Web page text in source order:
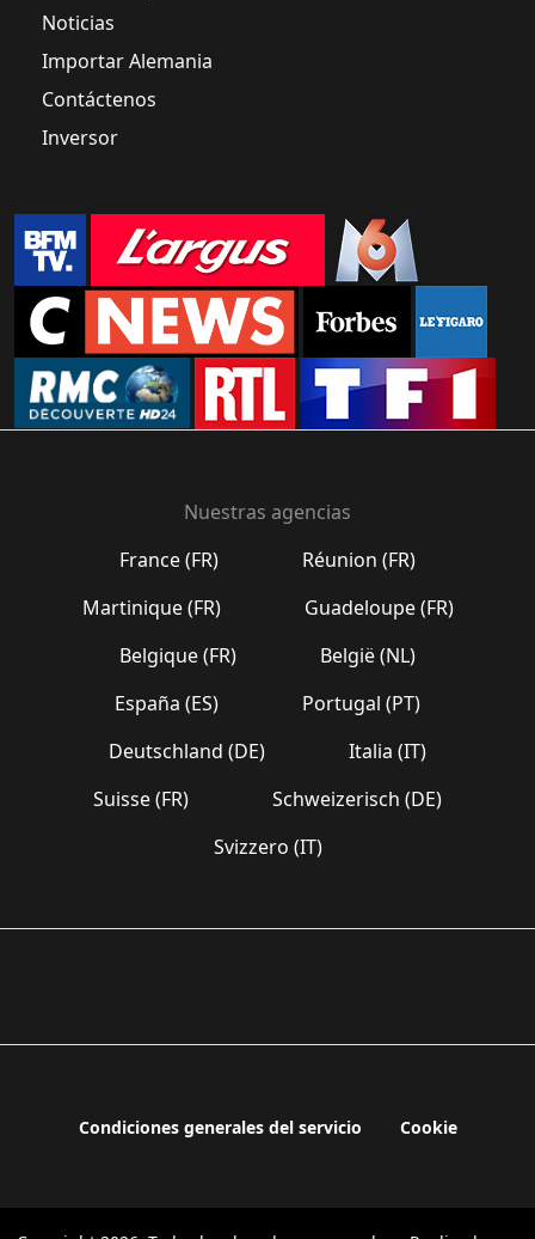
Noticias
Importar Alemania
Contáctenos
Inversor
Nuestras agencias
France (FR)
Réunion (FR)
Martinique (FR)
Guadeloupe (FR)
Belgique (FR)
België (NL)
España (ES)
Portugal (PT)
Deutschland (DE)
Italia (IT)
Suisse (FR)
Schweizerisch (DE)
Svizzero (IT)
Condiciones generales del servicio Cookie